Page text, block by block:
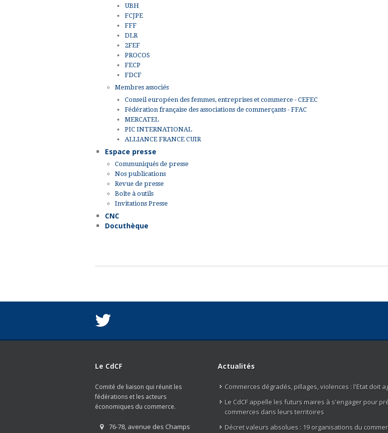
UBH
FCJPE
FFF
DLR
2FEF
PROCOS
FECP
FDCF
Membres associés
Conseil européen des femmes, entreprises et commerce - CEFEC
Fédération française des associations de commerçants - FFAC
MERCATEL
PIC INTERNATIONAL
ALLIANCE FRANCE CUIR
Espace presse
Communiqués de presse
Nos publications
Revue de presse
Boîte à outils
Invitations Presse
CNC
Docuthèque
Le CdCF
Comité de liaison qui réunit les
fédérations et les acteurs
économiques du commerce.
76-78, avenue des Champs
Actualités
Commerces dégradés, pillages, violences : l'Etat doit
Le CdCF appelle les futurs maires à s'engager pour
commerces dans leurs territoires
Décret valeurs absolues : 19 organisations du